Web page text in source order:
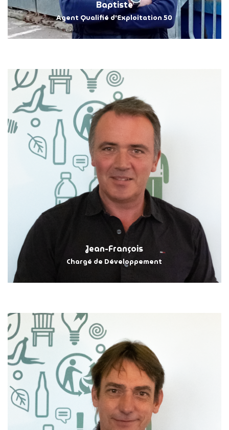
Baptiste
Agent Qualifié d'Exploitation 50
Jean-François
Chargé de Développement